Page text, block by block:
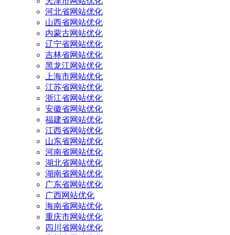
河北省网站优化
山西省网站优化
内蒙古网站优化
辽宁省网站优化
吉林省网站优化
黑龙江网站优化
上海市网站优化
江苏省网站优化
浙江省网站优化
安徽省网站优化
福建省网站优化
江西省网站优化
山东省网站优化
河南省网站优化
湖北省网站优化
湖南省网站优化
广东省网站优化
广西网站优化
海南省网站优化
重庆市网站优化
四川省网站优化